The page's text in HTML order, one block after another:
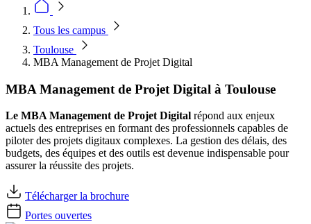
Tous les campus
Toulouse
MBA Management de Projet Digital
MBA Management de Projet Digital à Toulouse
Le MBA Management de Projet Digital répond aux enjeux
actuels des entreprises en formant des professionnels capables de
piloter des projets digitaux complexes. La gestion des délais, des
budgets, des équipes et des outils est devenue indispensable pour
assurer la réussite des projets.
Télécharger la brochure
Portes ouvertes